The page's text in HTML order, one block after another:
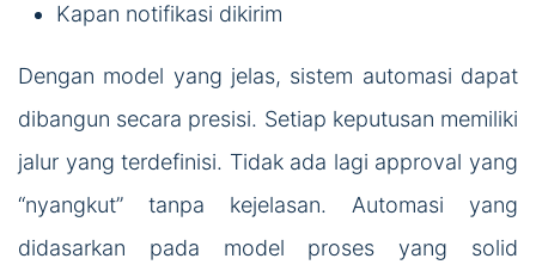
Kapan notifikasi dikirim
Dengan model yang jelas, sistem automasi dapat
dibangun secara presisi. Setiap keputusan memiliki
jalur yang terdefinisi. Tidak ada lagi approval yang
“nyangkut” tanpa kejelasan. Automasi yang
didasarkan pada model proses yang solid